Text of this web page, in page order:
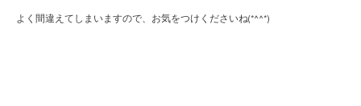
よく間違えてしまいますので、お気をつけくださいね(*^^*)